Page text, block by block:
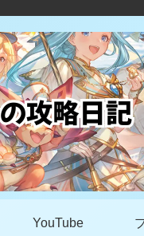
YouTube